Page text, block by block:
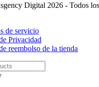
Digital 2026 - Todos
de servicio
Privacidad
reembolso de la tienda